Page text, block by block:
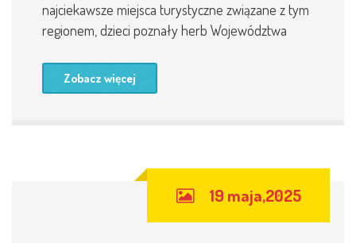
najciekawsze miejsca turystyczne związane z tym
regionem, dzieci poznały herb Województwa
Zobacz więcej
19 maja,2025